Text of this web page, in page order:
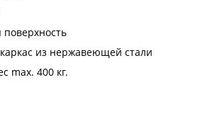
из нержавеющей стали
max. 400 кг.